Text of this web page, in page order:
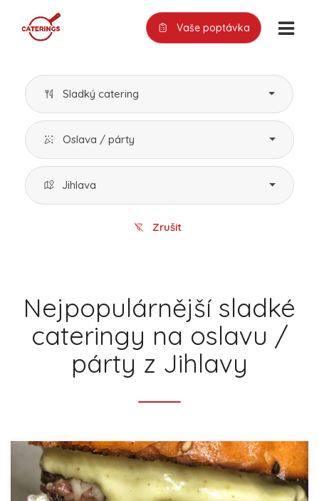
Vaše poptávka
Sladký catering
Oslava / párty
Jihlava
Zrušit
Nejpopulárnější sladké
cateringy na oslavu /
párty z Jihlavy